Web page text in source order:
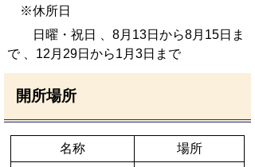
※休所日
・祝日 、 8月13日から8月15日ま
で 、 12月29日から1月3日まで
開所場所
名称
場所